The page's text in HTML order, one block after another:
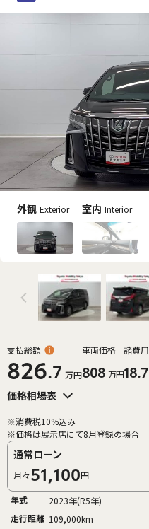
外観 Exterior 室内 Interior
支払総額
826.7 万円
車両価格
808 万円
諸費用
18.7
価格相場表
※消費税10%込み
※価格は展示店にて8月登録の場合
通常ローン
月々51,100円
年式 2023年(R5年)
走行距離 109,000km